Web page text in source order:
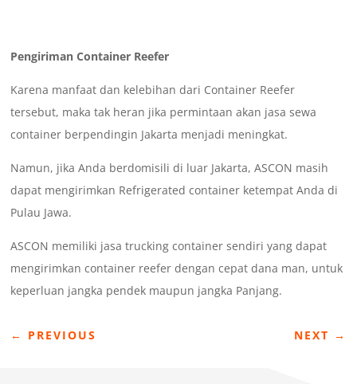
Pengiriman Container Reefer
Karena manfaat dan kelebihan dari Container Reefer
tersebut, maka tak heran jika permintaan akan jasa sewa
container berpendingin Jakarta menjadi meningkat.
Namun, jika Anda berdomisili di luar Jakarta, ASCON masih
dapat mengirimkan Refrigerated container ketempat Anda di
Pulau Jawa.
ASCON memiliki jasa trucking container sendiri yang dapat
mengirimkan container reefer dengan cepat dana man, untuk
keperluan jangka pendek maupun jangka Panjang.
← PREVIOUS NEXT →